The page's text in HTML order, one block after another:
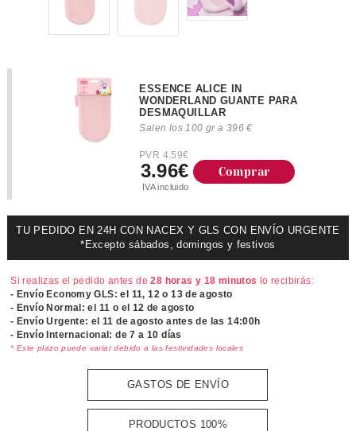
ESSENCE ALICE IN
WONDERLAND GUANTE PARA
DESMAQUILLAR
Salen los 100 gr a 396 €
PVR 4.59€
3.96€
IVA incluido
Comprar
TU PEDIDO EN 24H CON NACEX Y GLS CON ENVÍO URGENTE
*Excepto sábados, domingos y festivos
Si realizas el pedido antes de28 horas y 18 minutos lo recibirás:
- Envío Economy GLS: el 11, 12 o 13 de agosto
- Envío Normal: el 11 o el 12 de agosto
- Envío Urgente: el11 de agosto antes de las 14:00h
- Envío Internacional: de 7 a 10 días
* Este plazo puede variar debido a las festividades locales
GASTOS DE ENVÍO
PRODUCTOS 100%